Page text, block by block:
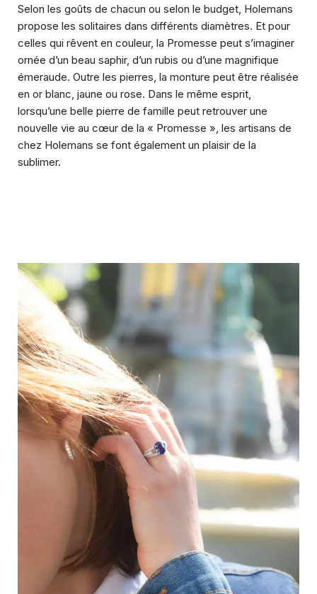
Selon les goûts de chacun ou selon le budget, Holemans
propose les solitaires dans différents diamètres. Et pour
celles qui rêvent en couleur, la Promesse peut s’imaginer
ornée d’un beau saphir, d’un rubis ou d’une magnifique
émeraude. Outre les pierres, la monture peut être réalisée
en or blanc, jaune ou rose. Dans le même esprit,
lorsqu’une belle pierre de famille peut retrouver une
nouvelle vie au cœur de la « Promesse », les artisans de
chez Holemans se font également un plaisir de la
sublimer.